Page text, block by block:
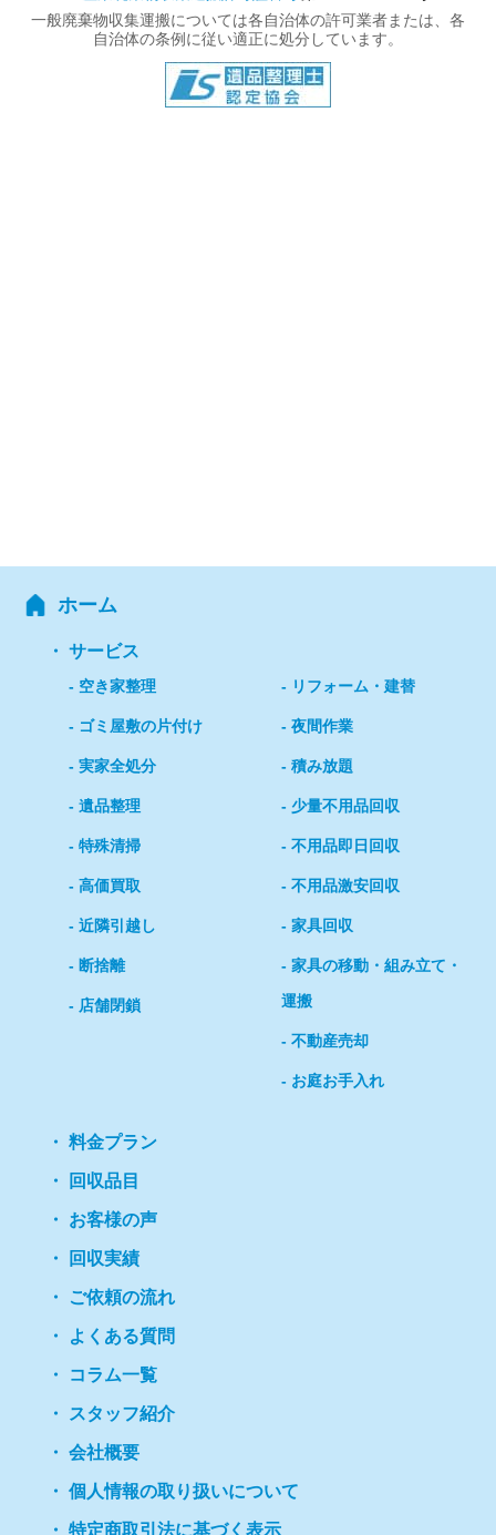
一般廃棄物収集運搬については各自治体の許可業者または、各
自治体の条例に従い適正に処分しています。
ホーム
サービス
空き家整理
ゴミ屋敷の片付け
実家全処分
遺品整理
特殊清掃
高価買取
近隣引越し
断捨離
店舗閉鎖
リフォーム・建替
夜間作業
積み放題
少量不用品回収
不用品即日回収
不用品激安回収
家具回収
家具の移動・組み立て・
運搬
不動産売却
お庭お手入れ
料金プラン
回収品目
お客様の声
回収実績
ご依頼の流れ
よくある質問
コラム一覧
スタッフ紹介
会社概要
個人情報の取り扱いについて
特定商取引法に基づく表示